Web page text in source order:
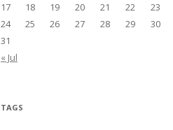
« Jul
17
18 19 20 21 22
23
24
25 26 27 28 29
30
31
TAGS